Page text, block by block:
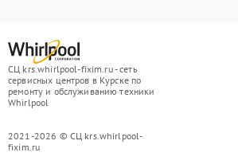
СЦ krs.whirlpool-fixim.ru - сеть
сервисных центров в Курске по
ремонту и обслуживанию техники
Whirlpool
2021-2026 © СЦ krs.whirlpool-
fixim.ru